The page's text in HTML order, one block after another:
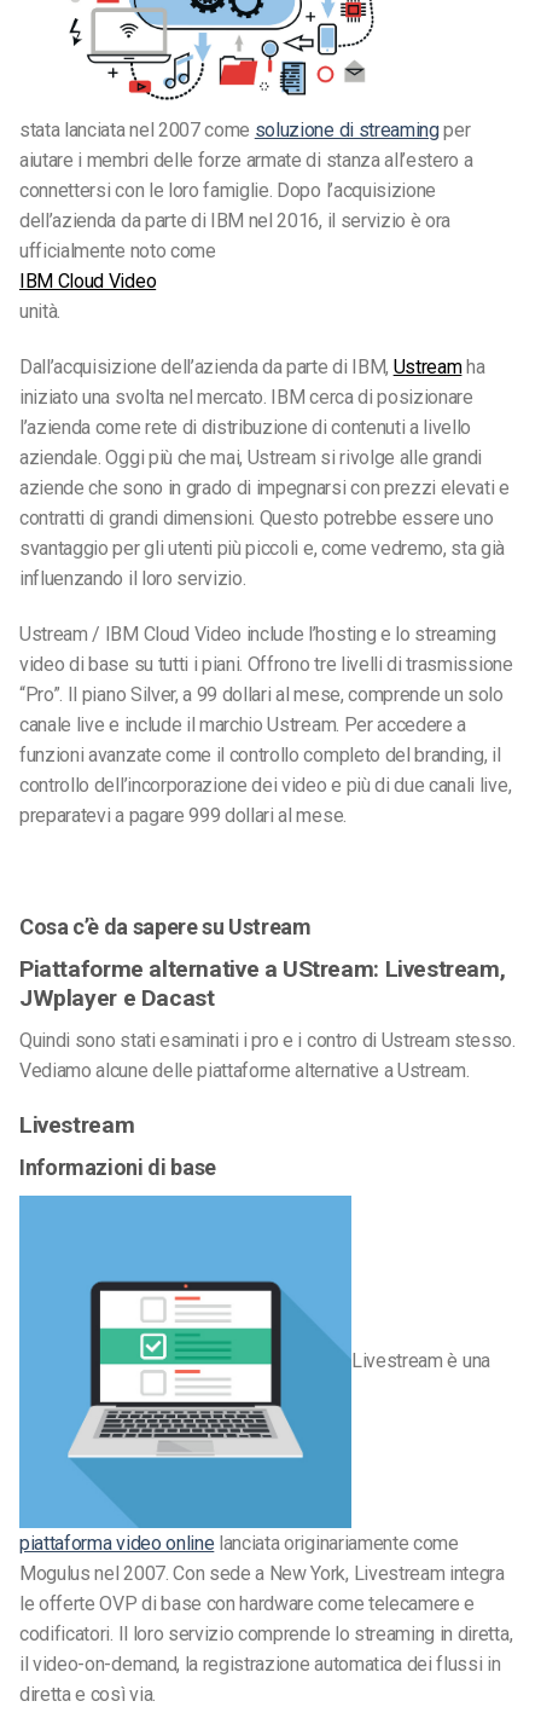
stata lanciata nel 2007 come soluzione di streamingper
aiutare i membri delle forze armate di stanza all’estero a
connettersi con le loro famiglie. Dopo l’acquisizione
dell’azienda da parte di IBM nel 2016, il servizio è ora
ufficialmente noto come
IBM Cloud Video
unità.
Dall’acquisizione dell’azienda da parte di IBM, Ustreamha
iniziato una svolta nel mercato. IBM cerca di posizionare
l’azienda come rete di distribuzione di contenuti a livello
aziendale. Oggi più che mai, Ustream si rivolge alle grandi
aziende che sono in grado di impegnarsi con prezzi elevati e
contratti di grandi dimensioni. Questo potrebbe essere uno
svantaggio per gli utenti più piccoli e, come vedremo, sta già
influenzando il loro servizio.
Ustream / IBM Cloud Video include l’hosting e lo streaming
video di base su tutti i piani. Offrono tre livelli di trasmissione
“Pro”. Il piano Silver, a 99 dollari al mese, comprende un solo
canale live e include il marchio Ustream. Per accedere a
funzioni avanzate come il controllo completo del branding, il
controllo dell’incorporazione dei video e più di due canali live,
preparatevi a pagare 999 dollari al mese.
Cosa c’è da sapere su Ustream
Piattaforme alternative a UStream: Livestream,
JWplayer e Dacast
Quindi sono stati esaminati i pro e i contro di Ustream stesso.
Vediamo alcune delle piattaforme alternative a Ustream.
Livestream
Informazioni di base
Livestream è una
piattaforma video online lanciata originariamente come
Mogulus nel 2007. Con sede a New York, Livestream integra
le offerte OVP di base con hardware come telecamere e
codificatori. Il loro servizio comprende lo streaming in diretta,
il video-on-demand, la registrazione automatica dei flussi in
diretta e così via.